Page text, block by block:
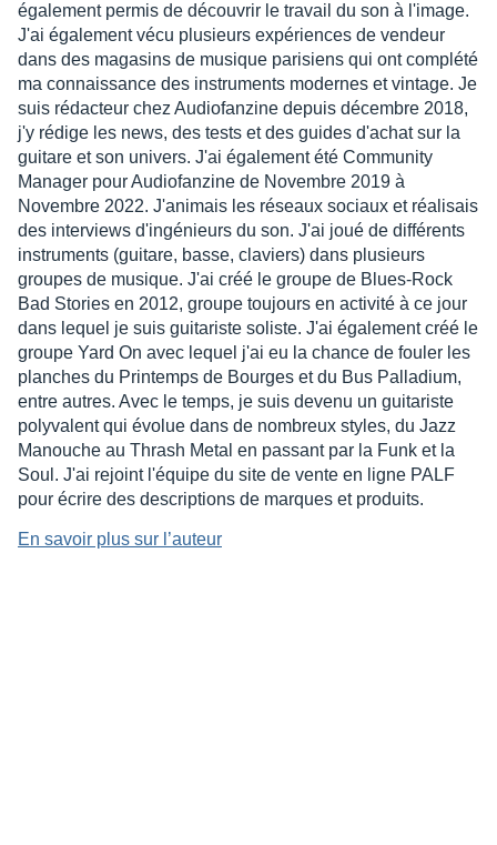
également permis de découvrir le travail du son à l'image.
J'ai également vécu plusieurs expériences de vendeur
dans des magasins de musique parisiens qui ont complété
ma connaissance des instruments modernes et vintage. Je
suis rédacteur chez Audiofanzine depuis décembre 2018,
j'y rédige les news, des tests et des guides d'achat sur la
guitare et son univers. J'ai également été Community
Manager pour Audiofanzine de Novembre 2019 à
Novembre 2022. J'animais les réseaux sociaux et réalisais
des interviews d'ingénieurs du son. J'ai joué de différents
instruments (guitare, basse, claviers) dans plusieurs
groupes de musique. J'ai créé le groupe de Blues-Rock
Bad Stories en 2012, groupe toujours en activité à ce jour
dans lequel je suis guitariste soliste. J'ai également créé le
groupe Yard On avec lequel j'ai eu la chance de fouler les
planches du Printemps de Bourges et du Bus Palladium,
entre autres. Avec le temps, je suis devenu un guitariste
polyvalent qui évolue dans de nombreux styles, du Jazz
Manouche au Thrash Metal en passant par la Funk et la
Soul. J'ai rejoint l'équipe du site de vente en ligne PALF
pour écrire des descriptions de marques et produits.
En savoir plus sur l’auteur